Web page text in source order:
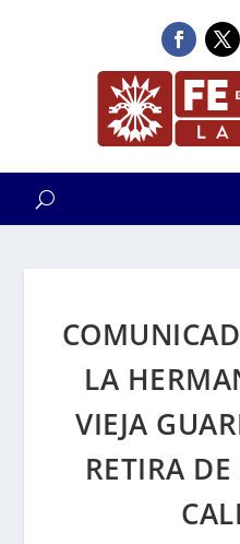
LA
VIEJA
RETIRA